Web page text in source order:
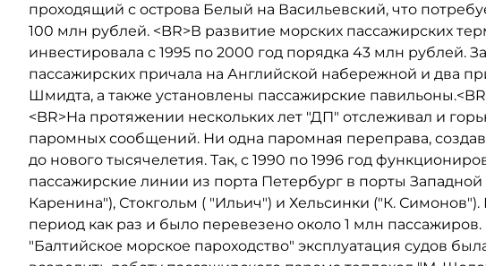
проходящий с острова Белый на Васильевский, что
100 млн рублей. <BR>В развитие морских пассажирских
инвестировала с 1995 по 2000 год порядка 43 млн рублей.
пассажирских причала на Английской набережной и два
Шмидта, а также установлены пассажирские
<BR>На протяжении нескольких лет "ДП" отслеживал и
паромных сообщений. Ни одна паромная переправа,
до нового тысячелетия. Так, с 1990 по 1996 год
пассажирские линии из порта Петербург в порты
Каренина"), Стокгольм ( "Ильич") и Хельсинки ("К.
период как раз и было перевезено около 1 млн
"Балтийское морское пароходство" эксплуатация судов